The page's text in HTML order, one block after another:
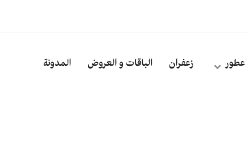
عطور زعفران الباقات و العروض المدونة